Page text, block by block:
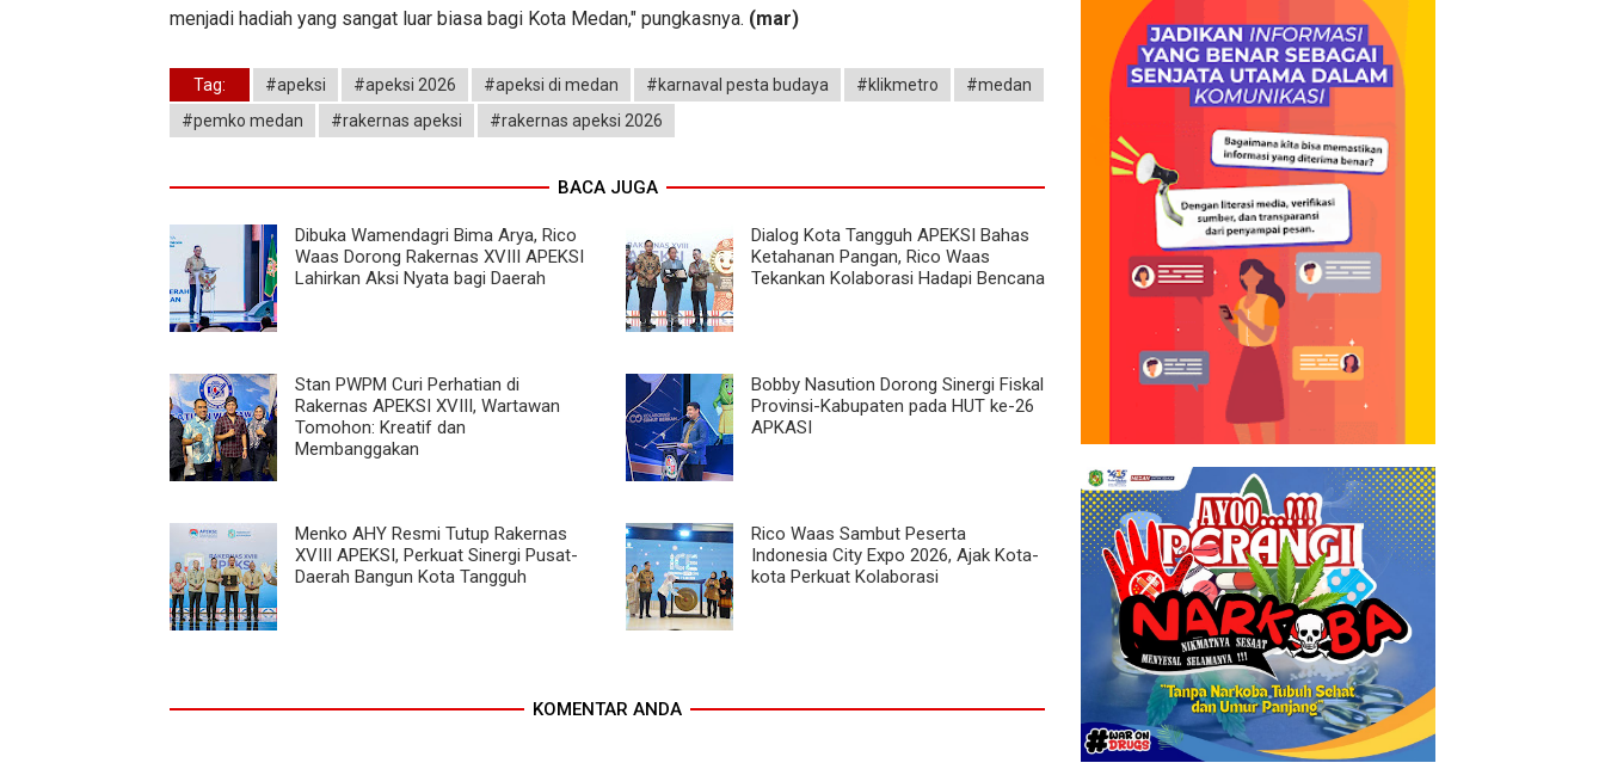
menjadi hadiah yang sangat luar biasa bagi Kota Medan," pungkasnya. (mar)
Tag: #apeksi #apeksi 2026 #apeksi di medan #karnaval pesta budaya #klikmetro
#medan
#pemko medan
#rakernas apeksi #rakernas apeksi 2026
BACA JUGA
Dibuka Wamendagri Bima Arya, Rico
Waas Dorong Rakernas XVIII APEKSI
Lahirkan Aksi Nyata bagi Daerah
Dialog Kota Tangguh APEKSI Bahas
Ketahanan Pangan, Rico Waas
Tekankan Kolaborasi Hadapi Bencana
Stan PWPM Curi Perhatian di
Rakernas APEKSI XVIII, Wartawan
Tomohon: Kreatif dan
Membanggakan
Bobby Nasution Dorong Sinergi Fiskal
Provinsi-Kabupaten pada HUT ke-26
APKASI
Menko AHY Resmi Tutup Rakernas
XVIII APEKSI, Perkuat Sinergi Pusat-
Daerah Bangun Kota Tangguh
Rico Waas Sambut Peserta
Indonesia City Expo 2026, Ajak Kota-
kota Perkuat Kolaborasi
KOMENTAR ANDA